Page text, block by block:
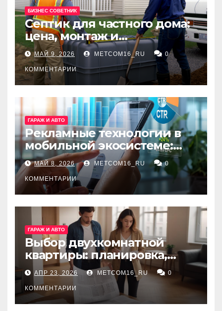
БИЗНЕС СОВЕТНИК
Септик для частного дома:
цена, монтаж и
организация автономной
канализации
МАЙ 9, 2026 METCOM16_RU 0
КОММЕНТАРИИ
ГАРАЖ И АВТО
Рекламные технологии в
мобильной экосистеме:
ключевые сервисы и
принципы работы
МАЙ 8, 2026 METCOM16_RU 0
КОММЕНТАРИИ
ГАРАЖ И АВТО
Выбор двухкомнатной
квартиры: планировка,
состояние жилья и
проверка документов
АПР 23, 2026 METCOM16_RU 0
КОММЕНТАРИИ